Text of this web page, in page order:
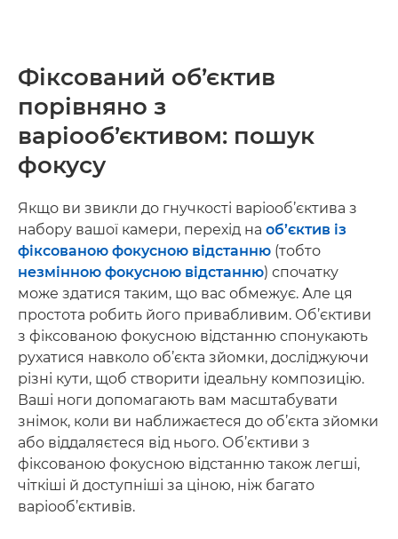
Фіксований об’єктив
порівняно з
варіооб’єктивом: пошук
фокусу
Якщо ви звикли до гнучкості варіооб’єктива з
набору вашої камери, перехід на об’єктив із
фіксованою фокусною відстанню (тобто
незмінною фокусною відстанню) спочатку
може здатися таким, що вас обмежує. Але ця
простота робить його привабливим. Об’єктиви
з фіксованою фокусною відстанню спонукають
рухатися навколо об’єкта зйомки, досліджуючи
різні кути, щоб створити ідеальну композицію.
Ваші ноги допомагають вам масштабувати
знімок, коли ви наближаєтеся до об’єкта зйомки
або віддаляєтеся від нього. Об’єктиви з
фіксованою фокусною відстанню також легші,
чіткіші й доступніші за ціною, ніж багато
варіооб’єктивів.